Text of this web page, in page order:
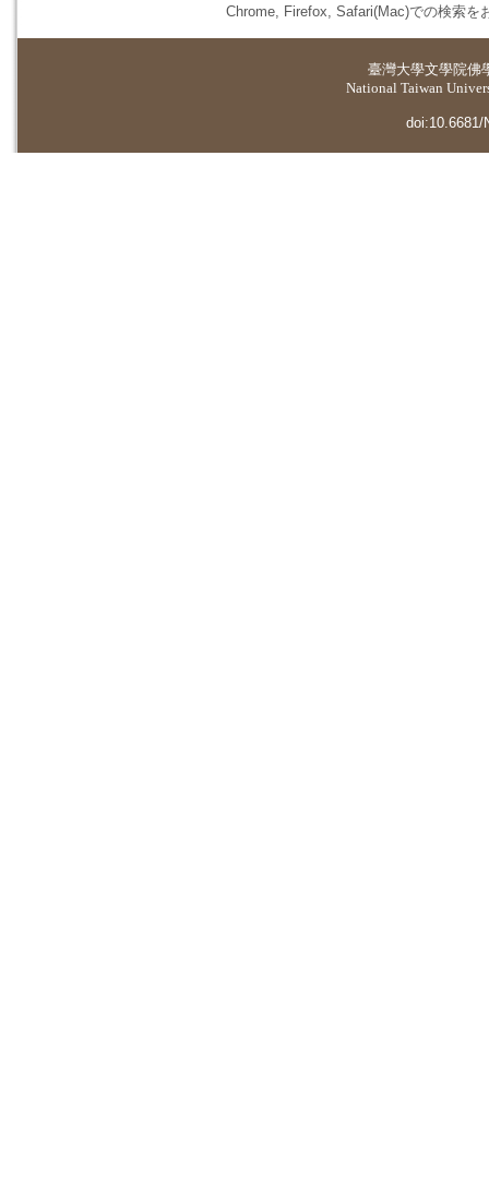
Chrome, Firefox, Safari(Mac)での検索を
臺灣大學文學院佛
National Taiwan
doi:10.6681/